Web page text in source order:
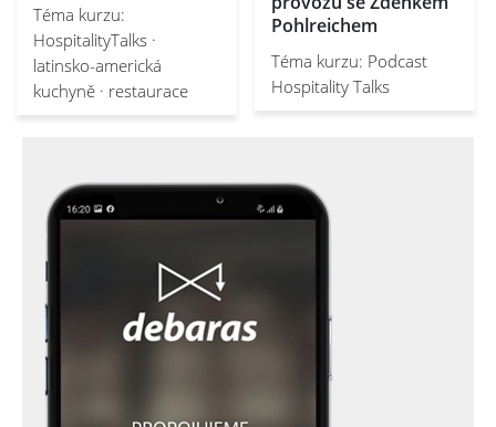
Téma kurzu:
HospitalityTalks ·
latinsko-americká
kuchyně · restaurace
Pohlreichem
Téma kurzu: Podcast
Hospitality Talks